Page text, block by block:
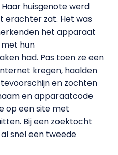
huisgenote werd
erachter zat. Het was
het apparaat
hun
had. Pas toen ze een
kregen, haalden
en zochten
en apparaatcode
op een site met
Bij een zoektocht
snel een tweede